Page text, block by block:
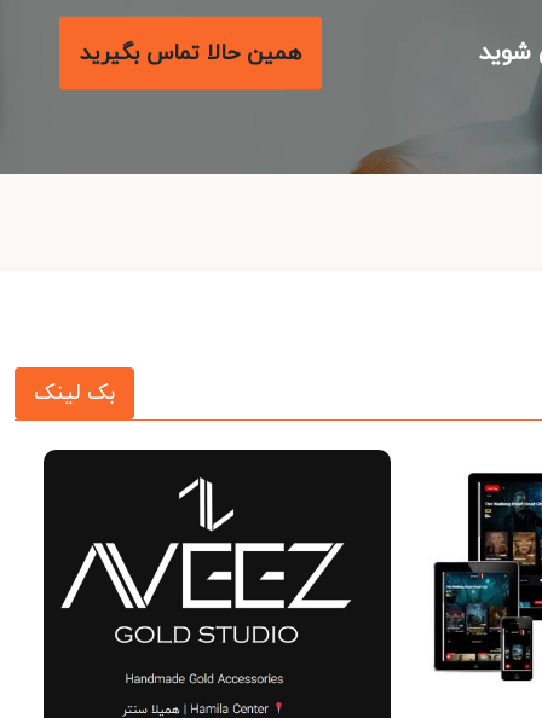
همین حالا تماس بگیرید
بک لینک